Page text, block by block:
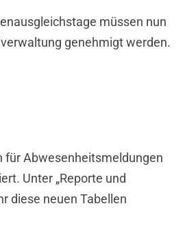
müssen nun
genehmigt werden.
für Abwesenheitsmeldungen
Unter „Reporte und
diese neuen Tabellen